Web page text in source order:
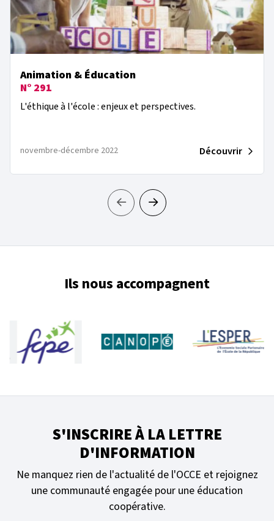
Animation & Éducation
N° 291
L'éthique à l'école : enjeux et perspectives.
novembre-décembre 2022 Découvrir
Ils nous accompagnent
S'INSCRIRE À LA LETTRE
D'INFORMATION
Ne manquez rien de l'actualité de l'OCCE et rejoignez
une communauté engagée pour une éducation
coopérative.